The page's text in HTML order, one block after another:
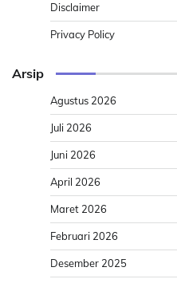
Disclaimer
Privacy Policy
Arsip
Agustus 2026
Juli 2026
Juni 2026
April 2026
Maret 2026
Februari 2026
Desember 2025